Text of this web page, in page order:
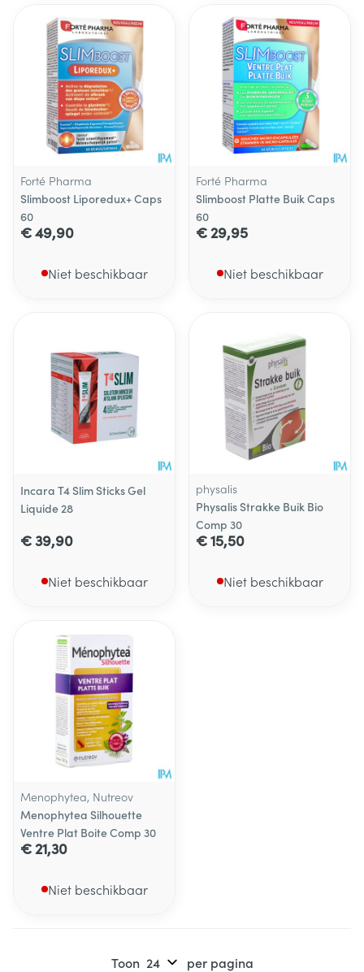
Forté Pharma
Slimboost Liporedux+ Caps
60
€ 49,90
Niet beschikbaar
Forté Pharma
Slimboost Platte Buik Caps
60
€ 29,95
Niet beschikbaar
Incara T4 Slim Sticks Gel
Liquide 28
€ 39,90
Niet beschikbaar
physalis
Physalis Strakke Buik Bio
Comp 30
€ 15,50
Niet beschikbaar
Menophytea, Nutreov
Menophytea Silhouette
Ventre Plat Boite Comp 30
€ 21,30
Niet beschikbaar
Toon per pagina